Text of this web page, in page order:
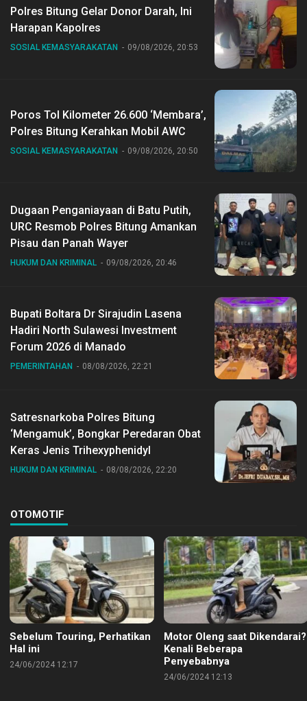
Polres Bitung Gelar Donor Darah, Ini
Harapan Kapolres
SOSIAL KEMASYARAKATAN 09/08/2026, 20:53
Poros Tol Kilometer 26.600 ‘Membara’,
Polres Bitung Kerahkan Mobil AWC
SOSIAL KEMASYARAKATAN 09/08/2026, 20:50
Dugaan Penganiayaan di Batu Putih,
URC Resmob Polres Bitung Amankan
Pisau dan Panah Wayer
HUKUM DAN KRIMINAL 09/08/2026, 20:46
Bupati Boltara Dr Sirajudin Lasena
Hadiri North Sulawesi Investment
Forum 2026 di Manado
PEMERINTAHAN 08/08/2026, 22:21
Satresnarkoba Polres Bitung
‘Mengamuk’, Bongkar Peredaran Obat
Keras Jenis Trihexyphenidyl
HUKUM DAN KRIMINAL 08/08/2026, 22:20
OTOMOTIF
Sebelum Touring, Perhatikan
Hal ini
24/06/2024 12:17
Motor Oleng saat Dikendarai?
Kenali Beberapa
Penyebabnya
24/06/2024 12:13